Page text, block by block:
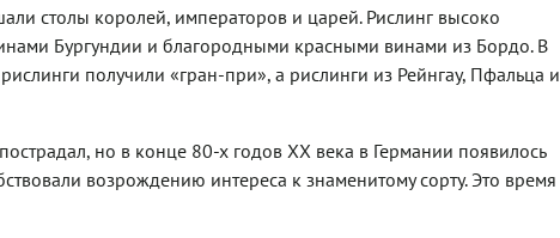
столы королей, императоров и царей. Рислинг высоко
Бургундии и благородными красными винами из Бордо. В
получили «гран-при», а рислинги из Рейнгау, Пфальца и
но в конце 80-х годов XX века в Германии появилось
возрождению интереса к знаменитому сорту. Это время